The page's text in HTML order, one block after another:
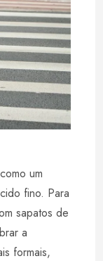
um
fino. Para
sapatos de
a
formais,